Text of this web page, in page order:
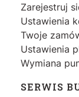
Zarejestruj
Ustawienia
Twoje
Ustawienia
Wymiana
SERWIS